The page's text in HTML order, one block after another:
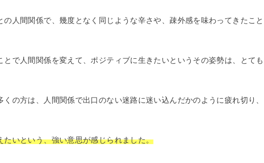
の人間関係で、幾度となく同じような辛さや、疎外感を味わってきたこと
で人間関係を変えて、ポジティブに生きたいというその姿勢は、とても
の方は、人間関係で出口のない迷路に迷い込んだかのように疲れ切り、
たいという、強い意思が感じられました。